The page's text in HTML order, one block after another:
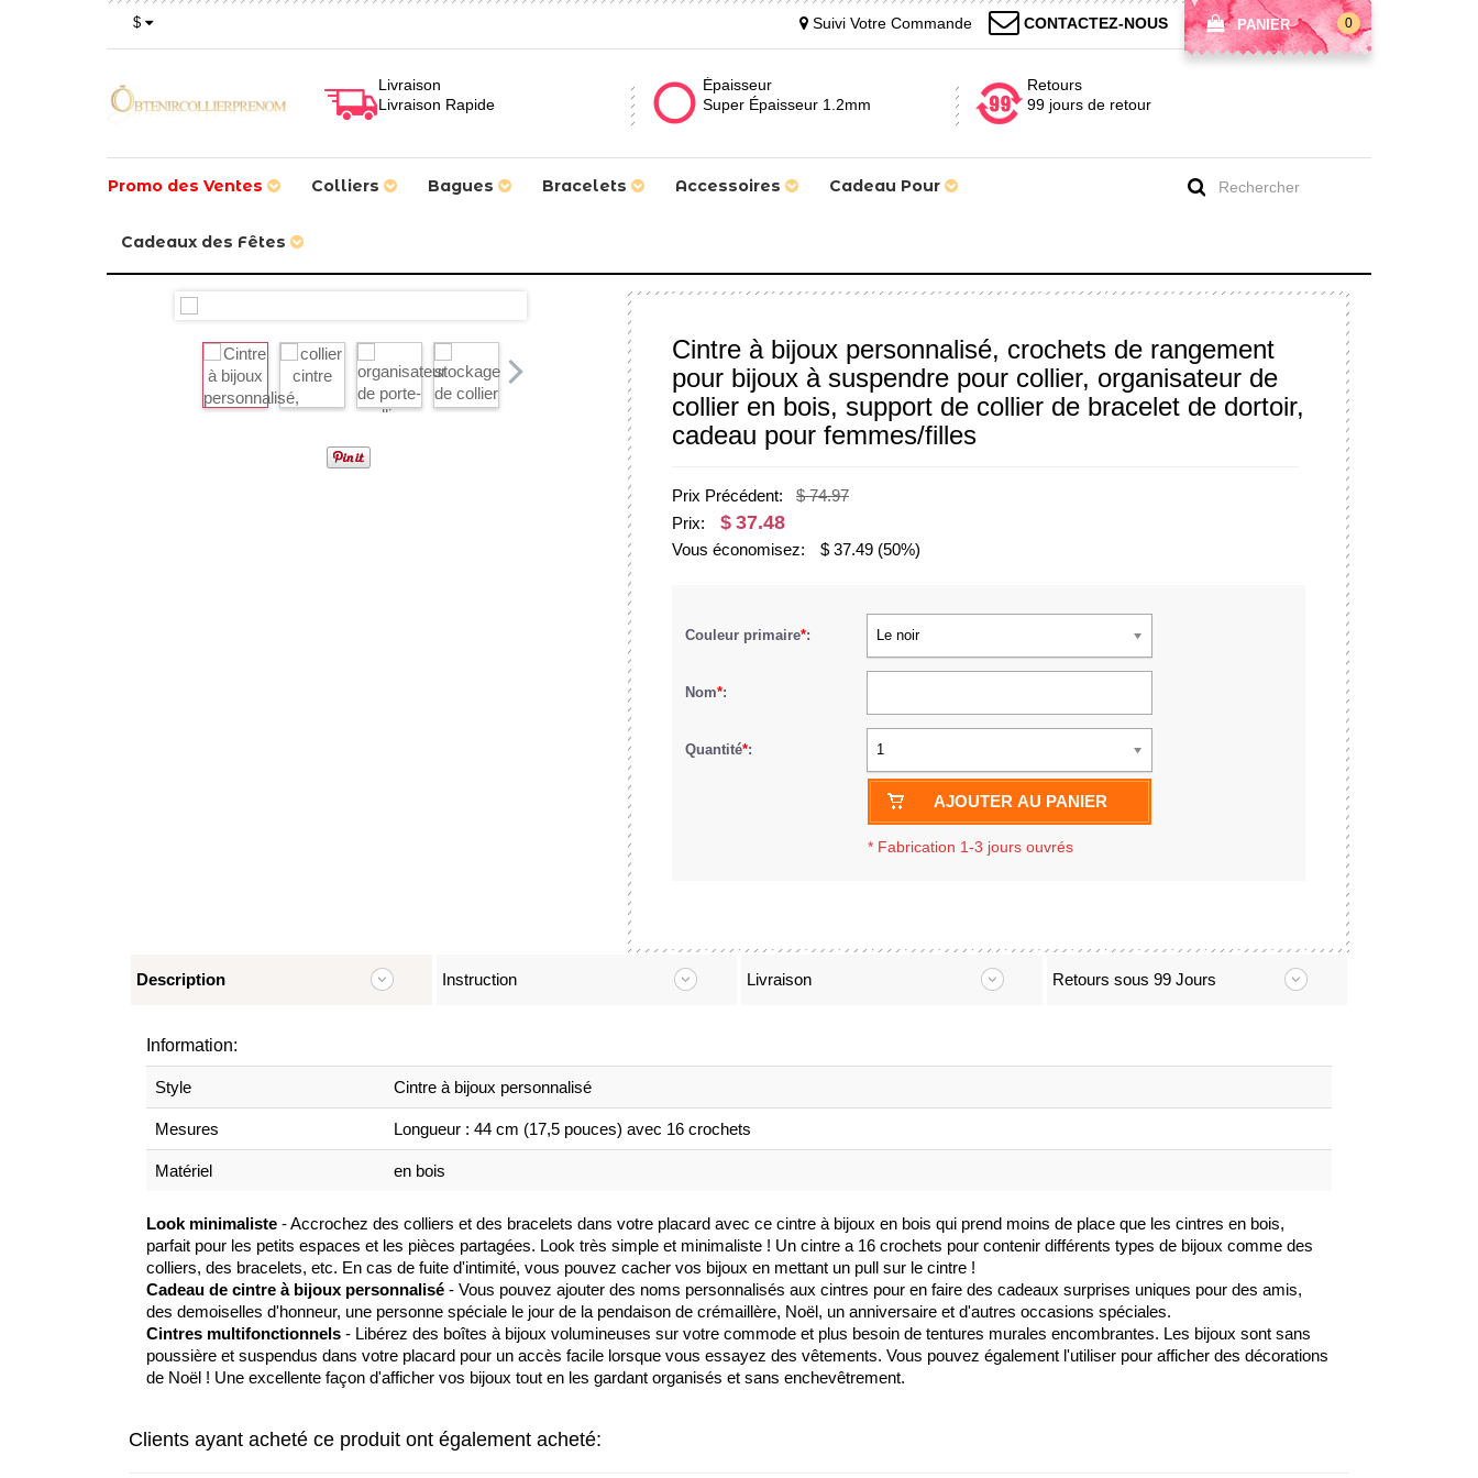
$ PANIER 0
CONTACTEZ-NOUS
Suivi Votre Commande
Livraison
Livraison Rapide
Épaisseur
Super Épaisseur 1.2mm
Retours
99 jours de retour
Promo des Ventes Colliers Bagues Bracelets Accessoires Cadeau Pour
Cadeaux des Fêtes
Cintre à bijoux personnalisé, crochets de rangement
pour bijoux à suspendre pour collier, organisateur de
collier en bois, support de collier de bracelet de dortoir,
cadeau pour femmes/filles
Prix Précédent:
$ 74.97
Prix:
$ 37.48
Vous économisez: $ 37.49 (50%)
Couleur primaire*: Le noir
Nom*:
Quantité*: 1
AJOUTER AU PANIER
* Fabrication 1-3 jours ouvrés
Description Instruction Livraison Retours sous 99 Jours
Information:
Style Cintre à bijoux personnalisé
Mesures Longueur : 44 cm (17,5 pouces) avec 16 crochets
Matériel en bois
Look minimaliste - Accrochez des colliers et des bracelets dans votre placard avec ce cintre à bijoux en bois qui prend moins de place que les cintres en bois,
parfait pour les petits espaces et les pièces partagées. Look très simple et minimaliste ! Un cintre a 16 crochets pour contenir différents types de bijoux comme des
colliers, des bracelets, etc. En cas de fuite d'intimité, vous pouvez cacher vos bijoux en mettant un pull sur le cintre !
Cadeau de cintre à bijoux personnalisé - Vous pouvez ajouter des noms personnalisés aux cintres pour en faire des cadeaux surprises uniques pour des amis,
des demoiselles d'honneur, une personne spéciale le jour de la pendaison de crémaillère, Noël, un anniversaire et d'autres occasions spéciales.
Cintres multifonctionnels - Libérez des boîtes à bijoux volumineuses sur votre commode et plus besoin de tentures murales encombrantes. Les bijoux sont sans
poussière et suspendus dans votre placard pour un accès facile lorsque vous essayez des vêtements. Vous pouvez également l'utiliser pour afficher des décorations
de Noël ! Une excellente façon d'afficher vos bijoux tout en les gardant organisés et sans enchevêtrement.
Clients ayant acheté ce produit ont également acheté: